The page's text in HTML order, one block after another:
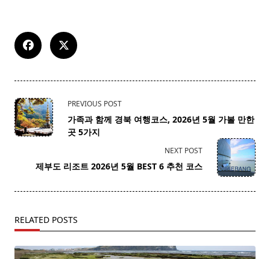
<span
class="nav-
subtitle
reader-
text">Page</span>
PREVIOUS POST
가족과 함께 경북 여행코스, 2026년 5월 가볼 만한
곳 5가지
NEXT POST
제부도 리조트 2026년 5월 BEST 6 추천 코스
RELATED POSTS